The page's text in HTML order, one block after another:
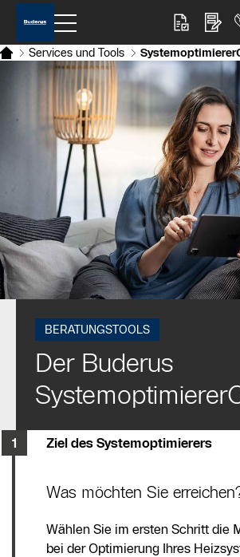
Services und Tools
BERATUNGSTOOLS
Der Buderus
Ziel des Systemoptimierers
Was möchten Sie
Wählen Sie im ersten Schritt die
bei der Optimierung Ihres